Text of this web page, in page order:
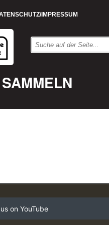
IMPRESSUM
SAMMELN
on YouTube